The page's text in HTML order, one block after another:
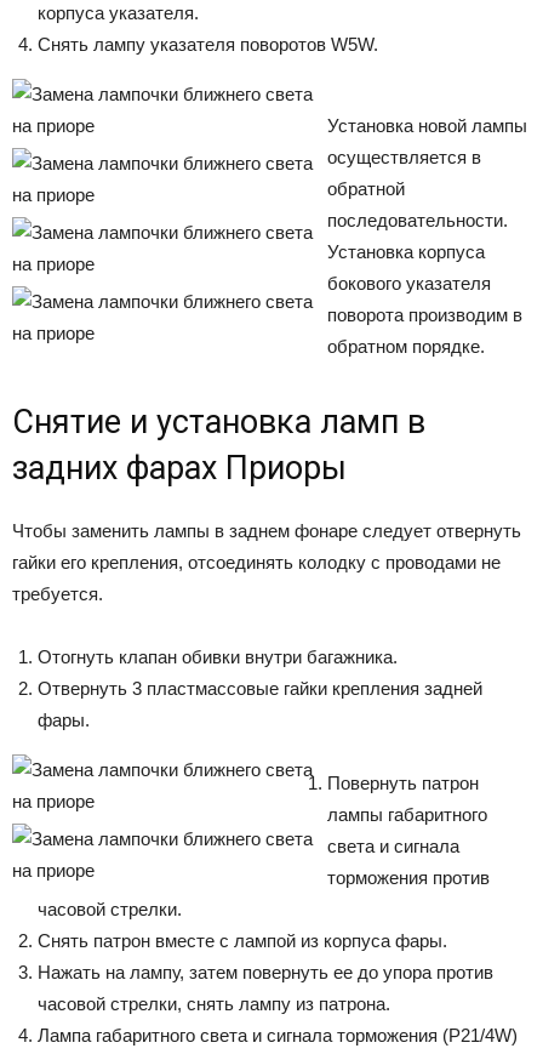
корпуса указателя.
Снять лампу указателя поворотов W5W.
Установка новой лампы
осуществляется в
обратной
последовательности.
Установка корпуса
бокового указателя
поворота производим в
обратном порядке.
Снятие и установка ламп в
задних фарах Приоры
Чтобы заменить лампы в заднем фонаре следует отвернуть
гайки его крепления, отсоединять колодку с проводами не
требуется.
Отогнуть клапан обивки внутри багажника.
Отвернуть 3 пластмассовые гайки крепления задней
фары.
Повернуть патрон
лампы габаритного
света и сигнала
торможения против
часовой стрелки.
Снять патрон вместе с лампой из корпуса фары.
Нажать на лампу, затем повернуть ее до упора против
часовой стрелки, снять лампу из патрона.
Лампа габаритного света и сигнала торможения (P21/4W)